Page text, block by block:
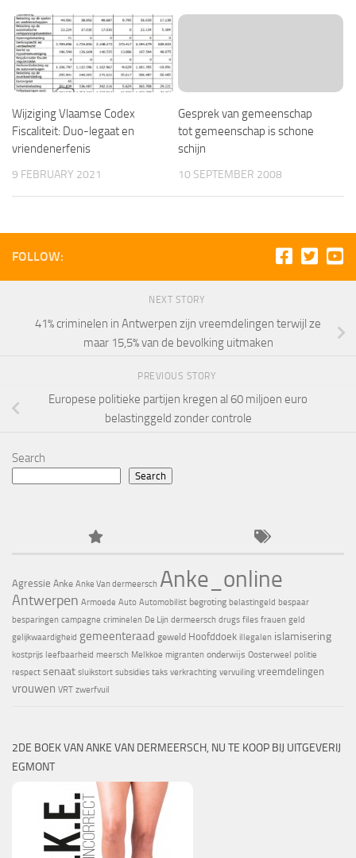
Wijziging Vlaamse Codex
Fiscaliteit: Duo-legaat en
vriendenerfenis
9 FEBRUARY 2021
Gesprek van gemeenschap
tot gemeenschap is schone
schijn
10 SEPTEMBER 2008
FOLLOW:
NEXT STORY
41% criminelen in Antwerpen zijn vreemdelingen terwijl ze
maar 15,5% van de bevolking uitmaken
PREVIOUS STORY
Europese politieke partijen kregen al 60 miljoen euro
belastinggeld zonder controle
Search
Search
Agressie Anke Anke Van dermeersch Anke_online
Antwerpen Armoede Auto Automobilist begroting belastingeld bespaar
besparingen campagne criminelen De Lijn dermeersch drugs files frauen geld
gelijkwaardigheid gemeenteraad geweld Hoofddoek illegalen islamisering
kostprijs leefbaarheid meersch Melkkoe migranten onderwijs Oosterweel politie
respect senaat sluikstort subsidies taks verkrachting vervuiling vreemdelingen
vrouwen VRT zwerfvuil
2DE BOEK VAN ANKE VAN DERMEERSCH, NU TE KOOP BIJ UITGEVERIJ
EGMONT